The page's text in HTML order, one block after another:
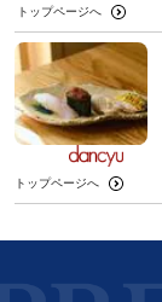
トップページへ
トップページへ